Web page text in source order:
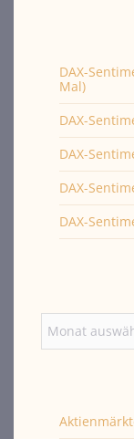
DAX-
Mal)
DAX-
DAX-
DAX-
DAX-